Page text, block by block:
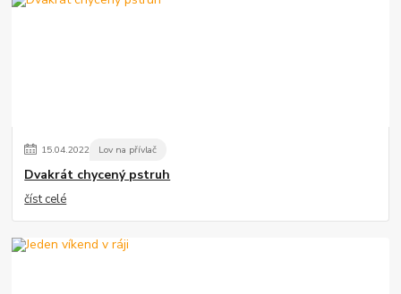
15.04.2022 Lov na přívlač
Dvakrát chycený pstruh
číst celé